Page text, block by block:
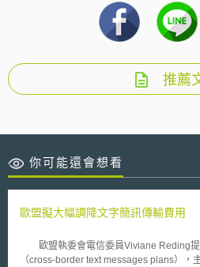
推薦
你可能還會想看
歐盟擬大幅調降文字簡訊傳輸費用
歐盟執委會電信委員Viviane Reding提
（cross-border text messages plans），